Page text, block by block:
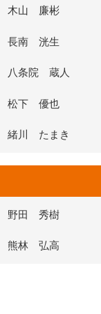
木山 廉彬
長南 洸生
八条院 蔵人
松下 優也
緒川 たまき
野田 秀樹
熊林 弘高